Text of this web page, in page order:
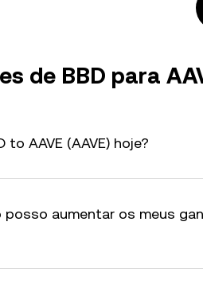
de BBD para
AAVE (AAVE) hoje?
posso aumentar os meus